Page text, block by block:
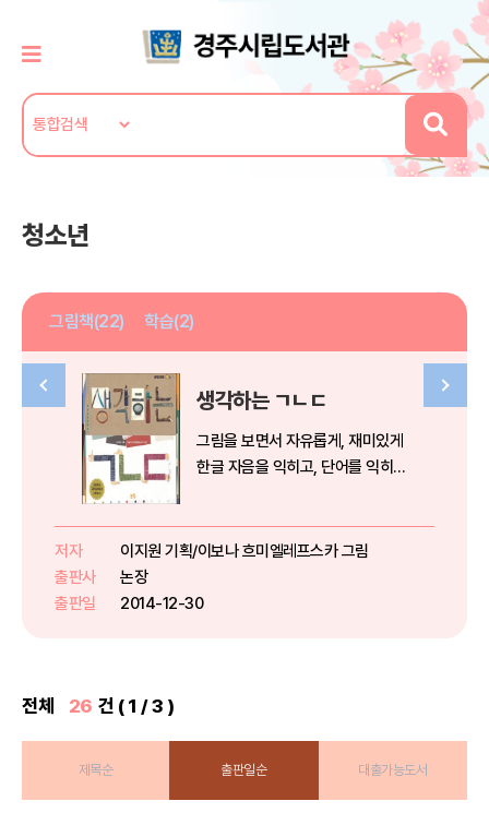
청소년
그림책(22) 학습(2)
생각하는 ㄱㄴㄷ
그림을 보면서 자유롭게, 재미있게
한글 자음을 익히고, 단어를 익히
떠올리면서 페이지를 넘길 수 있습
미, 가시, 고양이, 가방처럼 ㄱ...
저자
이지원 기획/이보나 흐미엘레프스카 그림
출판사
논장
출판일
2014-12-30
전체 26 건 ( 1 / 3 )
제목순 출판일순 대출가능도서